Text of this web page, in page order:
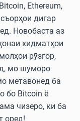
Ethereum,
дигар
Новобаста аз
хидматҳои
рӯзгор,
мо шуморо
метавонед ба
бо Bitcoin ё
чизеро, ки ба
оред!